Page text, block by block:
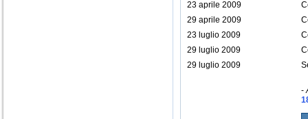
23 aprile 2009
29 aprile 2009
23 luglio 2009
29 luglio 2009
29 luglio 2009
-